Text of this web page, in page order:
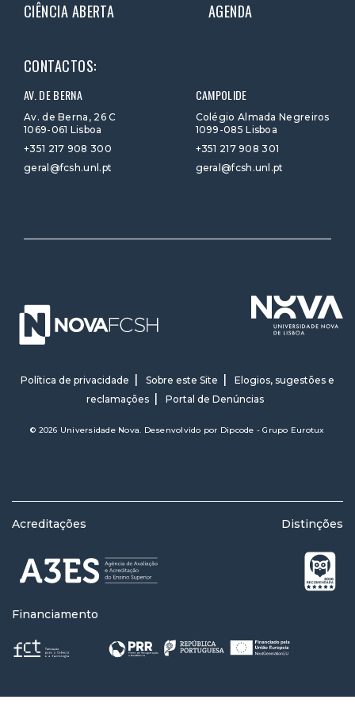
CIÊNCIA ABERTA
AGENDA
CONTACTOS:
AV. DE BERNA
Av. de Berna, 26 C
1069-061 Lisboa
+351 217 908 300
geral@fcsh.unl.pt
CAMPOLIDE
Colégio Almada Negreiros
1099-085 Lisboa
+351 217 908 301
geral@fcsh.unl.pt
Política de privacidade Sobre este Site
Elogios, sugestões e
reclamações
Portal de Denúncias
© 2026 Universidade Nova. Desenvolvido por Dipcode - Grupo Eurotux
Acreditações Distinções
Financiamento